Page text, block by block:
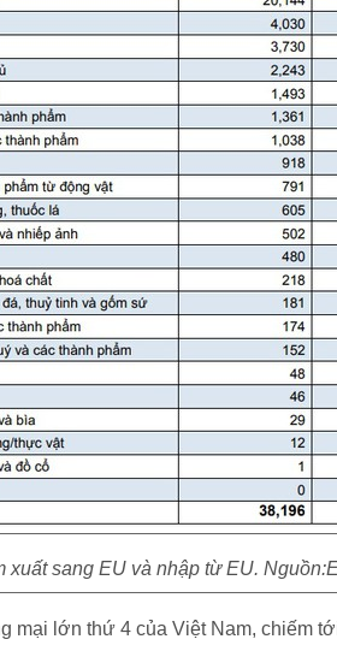
xuất sang EU và nhập từ EU.
mại lớn thứ 4 của Việt Nam, chiếm